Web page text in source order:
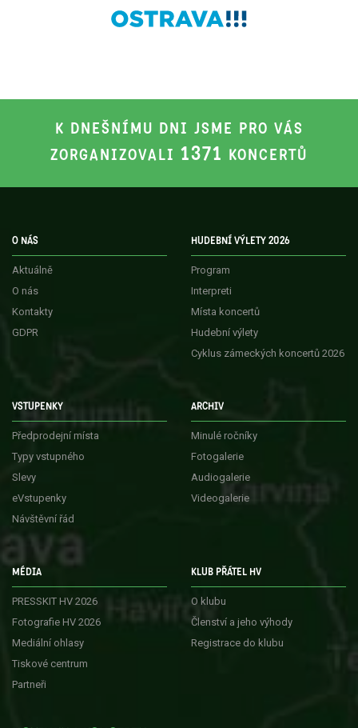
K DNEŠNÍMU DNI JSME PRO VÁS
ZORGANIZOVALI 1371 KONCERTŮ
O NÁS
Aktuálně
O nás
Kontakty
GDPR
HUDEBNÍ VÝLETY 2026
Program
Interpreti
Místa koncertů
Hudební výlety
Cyklus zámeckých koncertů 2026
VSTUPENKY
Předprodejní místa
Typy vstupného
Slevy
eVstupenky
Návštěvní řád
ARCHIV
Minulé ročníky
Fotogalerie
Audiogalerie
Videogalerie
MÉDIA
PRESSKIT HV 2026
Fotografie HV 2026
Mediální ohlasy
Tiskové centrum
Partneři
KLUB PŘÁTEL HV
O klubu
Členství a jeho výhody
Registrace do klubu